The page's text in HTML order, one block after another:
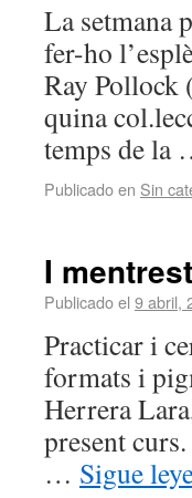
La setmana
fer-ho
Ray Pollock
quina
temps de la
Publicado en Sin
I
Publicado el 9 abril,
Practicar i
formats i
Herrera
present
… Sigue